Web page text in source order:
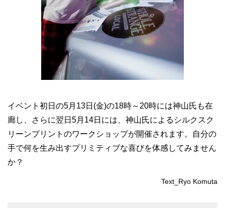
イベント初日の5月13日(金)の18時～20時には神山氏も在
廊し、さらに翌日5月14日には、神山氏によるシルクスク
リーンプリントのワークショップが開催されます。自分の
手で何を生み出すプリミティブな喜びを体感してみません
か？
Text_Ryo Komuta